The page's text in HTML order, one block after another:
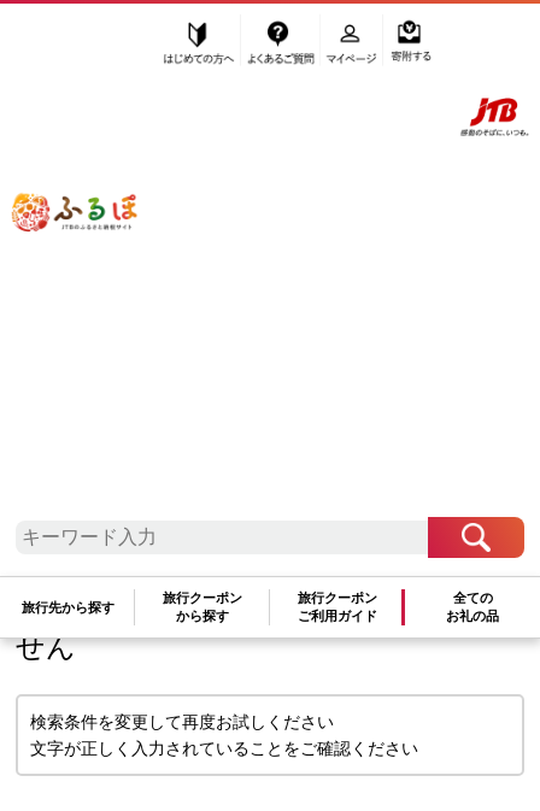
ふるぽ JTBのふるさと納税サイト
旅行先から探す
旅行クーポン
から探す
旅行クーポン
ご利用ガイド
全ての
お礼の品
「ふるさと納税」TOP
検索条件に一致するお礼の品はありま
せん
検索条件を変更して再度お試しください
文字が正しく入力されていることをご確認ください